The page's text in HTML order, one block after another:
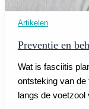
Artikelen
Preventie en
Wat is fasciitis
ontsteking van de
langs de voetzool